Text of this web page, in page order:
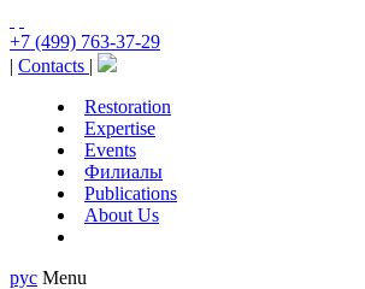
+7 (499) 763-37-29
| Contacts |
Restoration
Expertise
Events
Филиалы
Publications
About Us
рус Menu